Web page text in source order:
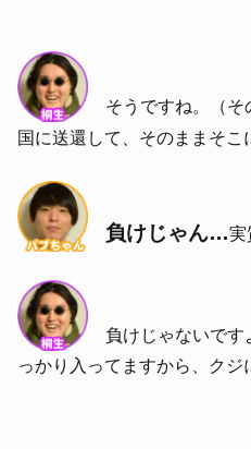
そうですね。（そ
国に送還して、そのままそこ
負けじゃん…
負けじゃないです
っかり入ってますから、クジ